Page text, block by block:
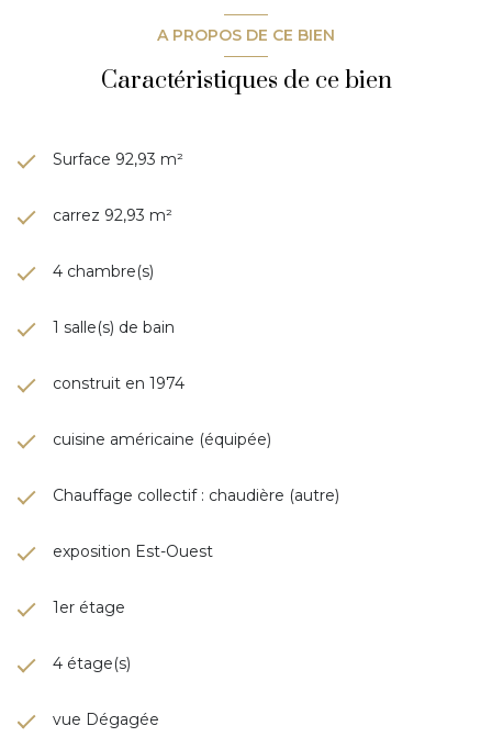
A PROPOS DE CE BIEN
Caractéristiques de ce bien
Surface 92,93 m²
carrez 92,93 m²
4 chambre(s)
1 salle(s) de bain
construit en 1974
cuisine américaine (équipée)
Chauffage collectif : chaudière (autre)
exposition Est-Ouest
1er étage
4 étage(s)
vue Dégagée